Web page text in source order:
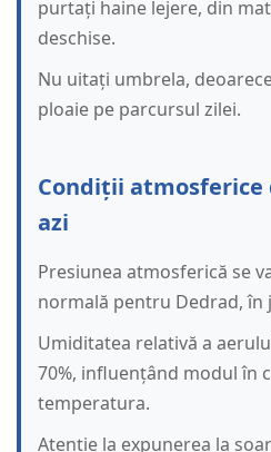
purtați haine lejere, din
deschise.
Nu uitați umbrela,
ploaie pe parcursul zilei.
Condiții
azi
Presiunea atmosferică se
normală pentru Dedrad, în
Umiditatea relativă a
70%, influențând modul în
temperatura.
Atenție la expunerea la